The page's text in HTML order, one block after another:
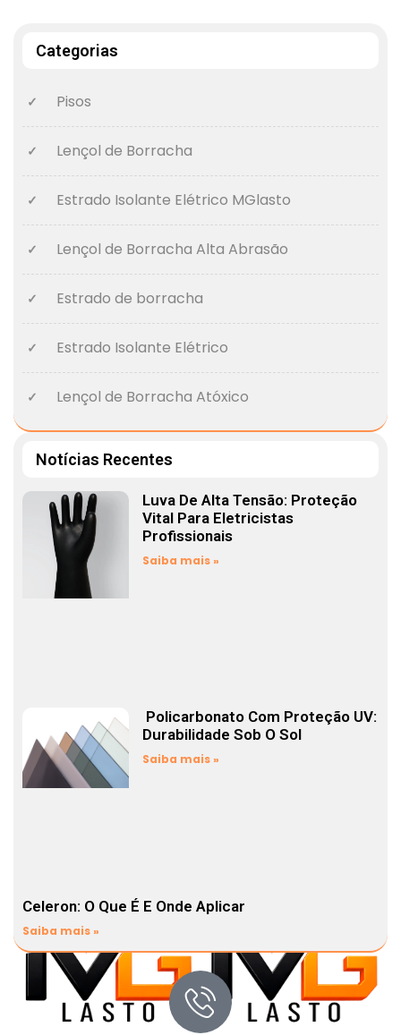
Categorias
Pisos
Lençol de Borracha
Estrado Isolante Elétrico MGlasto
Lençol de Borracha Alta Abrasão
Estrado de borracha
Estrado Isolante Elétrico
Lençol de Borracha Atóxico
Notícias Recentes
Luva De Alta Tensão: Proteção
Vital Para Eletricistas
Profissionais
Saiba mais »
Policarbonato Com Proteção UV:
Durabilidade Sob O Sol
Saiba mais »
Celeron: O Que É E Onde Aplicar
Saiba mais »